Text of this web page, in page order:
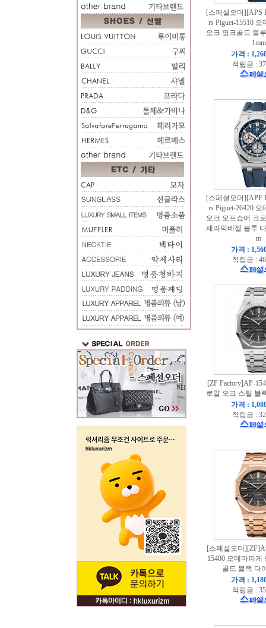
[스페셜오더][APS
rs Piguet-15510
오크 핑크골드 블
1mm
가격 :
적립금 :
[스페셜오더][APF
rs Piguet-26420
오크 오프쇼어 크
세라믹베젤 블루
m
가격 :
적립금 :
[ZF Factory]AP-
로얄 오크 스틸 블
가격 :
적립금 :
[스페셜오더
15400 오데마피게
골드 블랙 다
가격 :
적립금 :